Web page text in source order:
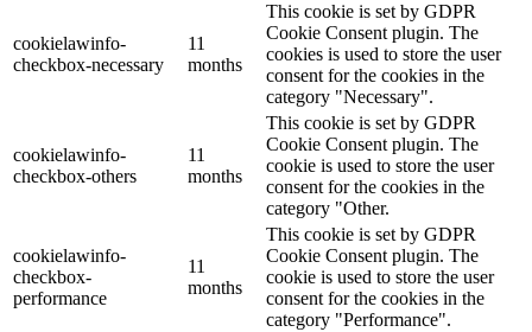
cookielawinfo-
checkbox-necessary
11
months
This cookie is set by GDPR
Cookie Consent plugin. The
cookies is used to store the user
consent for the cookies in the
category "Necessary".
cookielawinfo-
checkbox-others
11
months
This cookie is set by GDPR
Cookie Consent plugin. The
cookie is used to store the user
consent for the cookies in the
category "Other.
cookielawinfo-
checkbox-
performance
11
months
This cookie is set by GDPR
Cookie Consent plugin. The
cookie is used to store the user
consent for the cookies in the
category "Performance".